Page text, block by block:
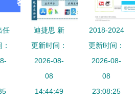
营销逆袭之
任
迪捷思 新
一代数字媒
体智能播控
系统引领商
显产业链变
更新时间：
2026-08-
08
14:44:49
2018-2024
年中国数字
音乐产业竞
争现状与未
来发展趋势
更新时间：
2026-08-
08
23:08:25